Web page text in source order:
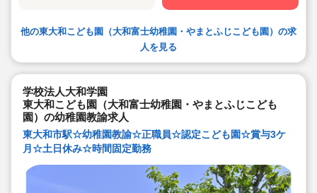
キララサポートを利用する３つのメリット
・給与面などの条件交渉
・入職後のフォロー体制も完備
他の東大和こども園（大和富士幼稚園・やまとふじこども園）の求
人を見る
学校法人大和学園
東大和こども園（大和富士幼稚園・やまとふじこども
園）の幼稚園教諭求人
東大和市駅☆幼稚園教諭☆正職員☆認定こども園☆賞与3ケ
月☆土日休み☆時間固定勤務